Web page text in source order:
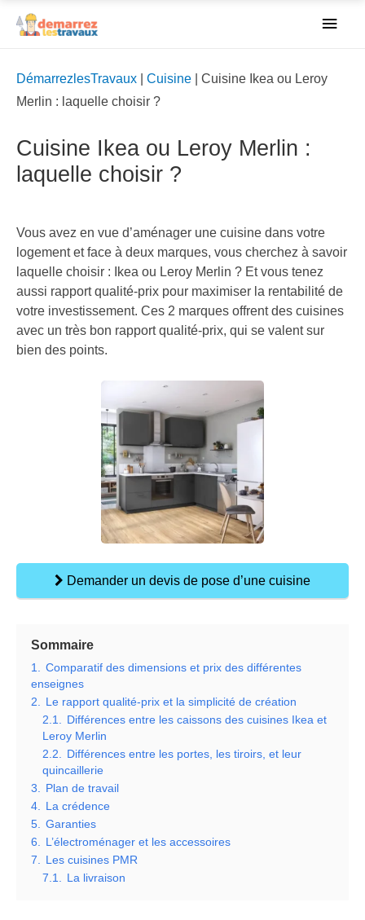
DémarrezlesTravaux Cuisine
Cuisine Ikea ou Leroy
Merlin : laquelle choisir ?
Cuisine Ikea ou Leroy Merlin :
laquelle choisir ?
Vous avez en vue d’aménager une cuisine dans votre
logement et face à deux marques, vous cherchez à savoir
laquelle choisir : Ikea ou Leroy Merlin ? Et vous tenez
aussi rapport qualité-prix pour maximiser la rentabilité de
votre investissement. Ces 2 marques offrent des cuisines
avec un très bon rapport qualité-prix, qui se valent sur
bien des points.
Demander un devis de pose d’une cuisine
Sommaire
1. Comparatif des dimensions et prix des différentes
enseignes
2. Le rapport qualité-prix et la simplicité de création
2.1. Différences entre les caissons des cuisines Ikea et
Leroy Merlin
2.2. Différences entre les portes, les tiroirs, et leur
quincaillerie
3. Plan de travail
4. La crédence
5. Garanties
6. L’électroménager et les accessoires
7. Les cuisines PMR
7.1. La livraison